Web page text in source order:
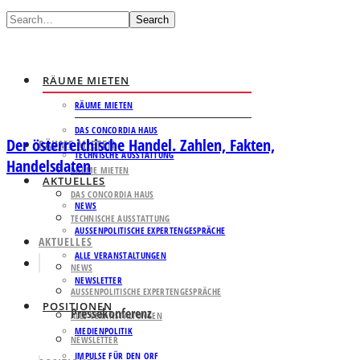
Search
RÄUME MIETEN
RÄUME MIETEN
DAS CONCORDIA HAUS
TECHNISCHE AUSSTATTUNG
AKTUELLES
NEWS
AUSSENPOLITISCHE EXPERTENGESPRÄCHE
ALLE VERANSTALTUNGEN
NEWSLETTER
POSITIONEN
MEDIENPOLITIK
IMPULSE FÜR DEN ORF
RÄUME MIETEN
RÄUME MIETEN
DAS CONCORDIA HAUS
TECHNISCHE AUSSTATTUNG
AKTUELLES
NEWS
AUSSENPOLITISCHE EXPERTENGESPRÄCHE
ALLE VERANSTALTUNGEN
NEWSLETTER
Der österreichische Handel. Zahlen, Fakten,
Handelsdaten
Pressekonferenz